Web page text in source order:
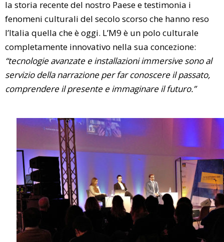
la storia recente del nostro Paese e testimonia i
fenomeni culturali del secolo scorso che hanno reso
l’Italia quella che è oggi. L’M9 è un polo culturale
completamente innovativo nella sua concezione:
“tecnologie avanzate e installazioni immersive sono al
servizio della narrazione per far conoscere il passato,
comprendere il presente e immaginare il futuro.”